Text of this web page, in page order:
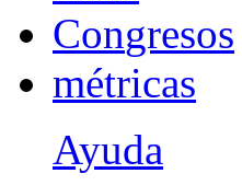
Congresos
métricas
Ayuda